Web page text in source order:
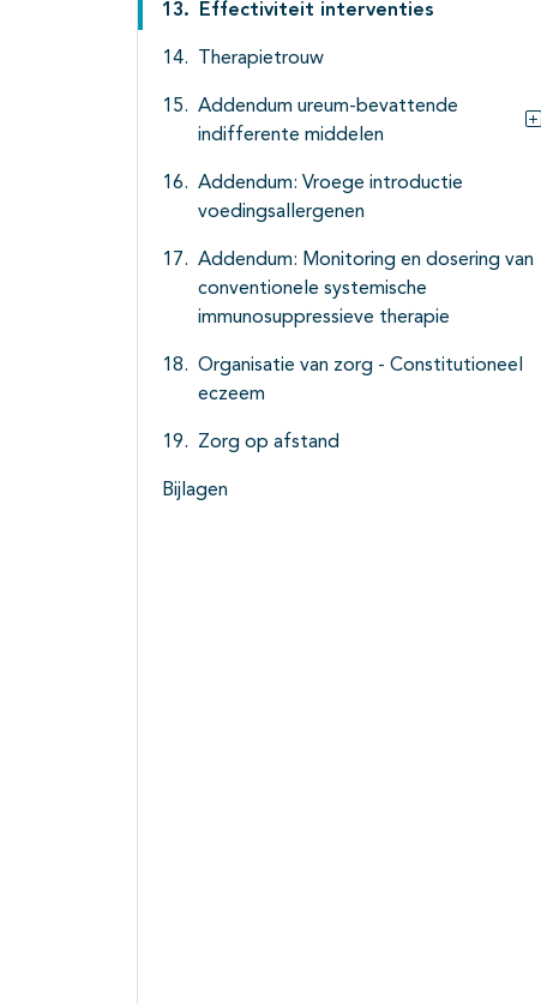
Effectiviteit interventies
Therapietrouw
Addendum ureum-bevattende
indifferente middelen
Addendum: Vroege introductie
voedingsallergenen
Addendum: Monitoring en dosering van
conventionele systemische
immunosuppressieve therapie
Organisatie van zorg - Constitutioneel
eczeem
Zorg op afstand
Bijlagen